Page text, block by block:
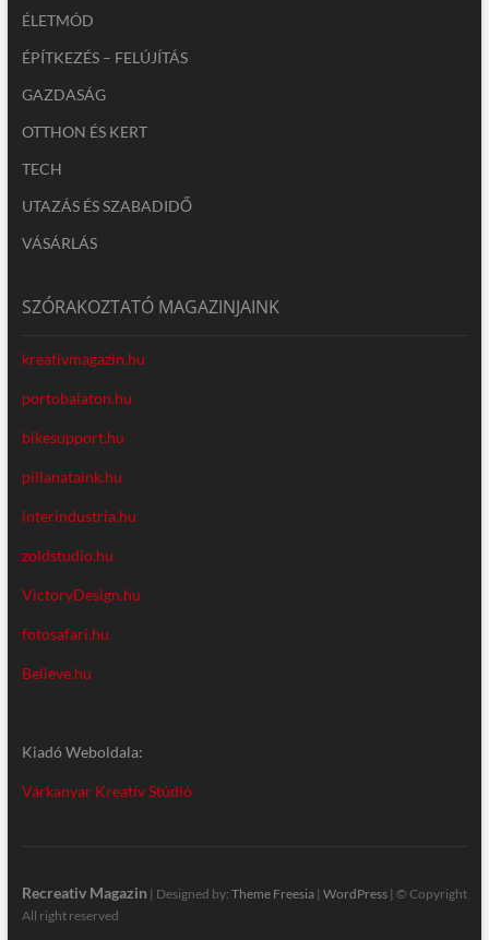
ÉLETMÓD
ÉPÍTKEZÉS – FELÚJÍTÁS
GAZDASÁG
OTTHON ÉS KERT
TECH
UTAZÁS ÉS SZABADIDŐ
VÁSÁRLÁS
SZÓRAKOZTATÓ MAGAZINJAINK
kreativmagazin.hu
portobalaton.hu
bikesupport.hu
pillanataink.hu
interindustria.hu
zoldstudio.hu
VictoryDesign.hu
fotosafari.hu
Believe.hu
Kiadó Weboldala:
Várkanyar Kreatív Stúdió
Recreativ Magazin | Designed by: Theme Freesia| WordPress| © Copyright
All right reserved